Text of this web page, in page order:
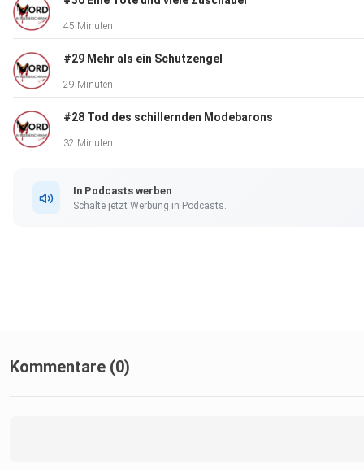
verurteilt - DER SPIEGEL
Winnenden-Prozess - Vater wegen fahrlässiger Tötung
45 Minuten
#29 Mehr als ein Schutzengel
29 Minuten
#28 Tod des schillernden Modebarons
32 Minuten
In Podcasts werben
Schalte jetzt Werbung in Podcasts.
Kommentare (0)